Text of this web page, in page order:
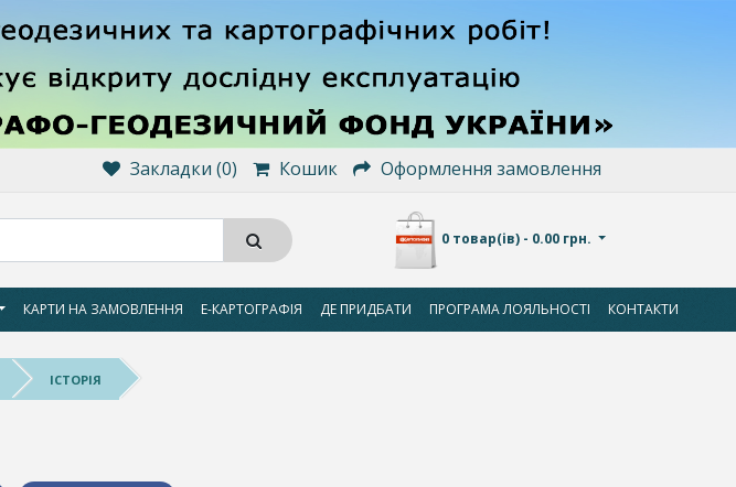
Закладки (0) Кошик Оформлення замовлення
0 товар(ів) - 0.00 грн.
КАРТИ НА ЗАМОВЛЕННЯ Е-КАРТОГРАФІЯ ДЕ ПРИДБАТИ ПРОГРАМА ЛОЯЛЬНОСТІ КОНТАКТИ
ІСТОРІЯ